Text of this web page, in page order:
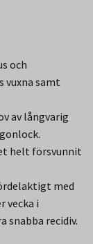
och
vuxna samt
av långvarig
helt försvunnit
med
vecka i
recidiv.